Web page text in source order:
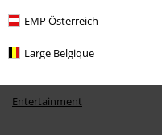
EMP Österreich
Large Belgique
Kommentar jetzt abschicken!
Entertainment